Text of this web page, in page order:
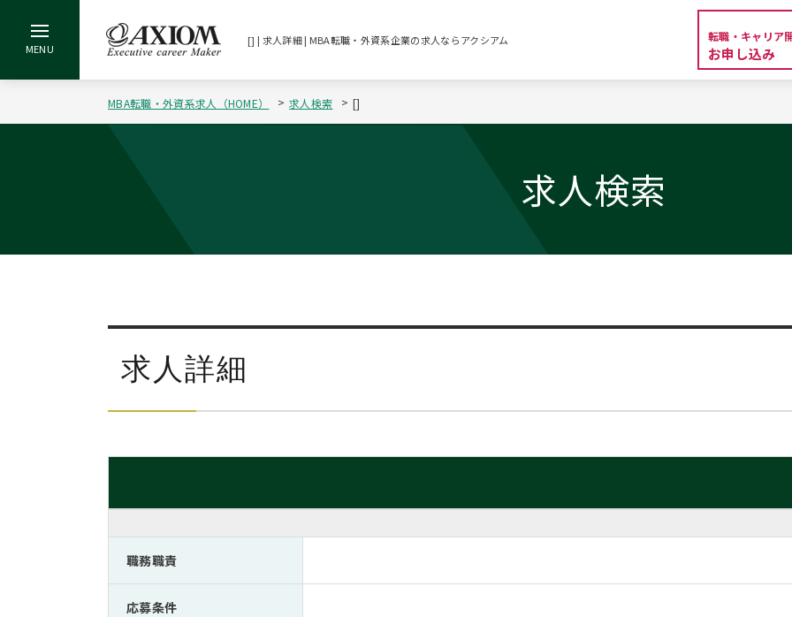
[] | 求人詳細 | MBA転職・外資系企業の求人ならアクシアム 転職・キャリア
お申し込み
MBA転職・外資系求人（HOME） 求人検索 []
求人検索
求人詳細
職務職責
応募条件